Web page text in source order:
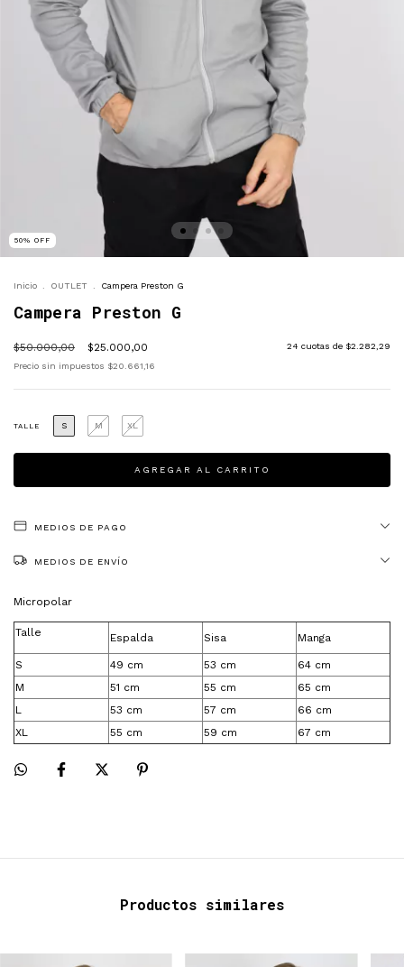
50% OFF
Inicio OUTLET Campera Preston G
Campera Preston G
$50.000,00 $25.000,00 24 cuotas de $2.282,29
Precio sin impuestos $20.661,16
TALLE S M XL
MEDIOS DE PAGO
MEDIOS DE ENVÍO
Micropolar
Talle Espalda Sisa Manga
S 49 cm 53 cm
64 cm
M
51 cm 55 cm
65 cm
L
53 cm 57 cm
66 cm
XL
55 cm 59 cm 67 cm
Productos similares